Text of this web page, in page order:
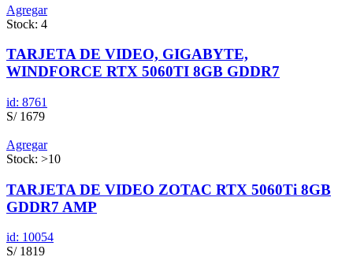
Agregar
Stock: 4
TARJETA DE VIDEO, GIGABYTE,
WINDFORCE RTX 5060TI 8GB GDDR7
id: 8761
S/ 1679
Agregar
Stock: >10
TARJETA DE VIDEO ZOTAC RTX 5060Ti 8GB
GDDR7 AMP
id: 10054
S/ 1819